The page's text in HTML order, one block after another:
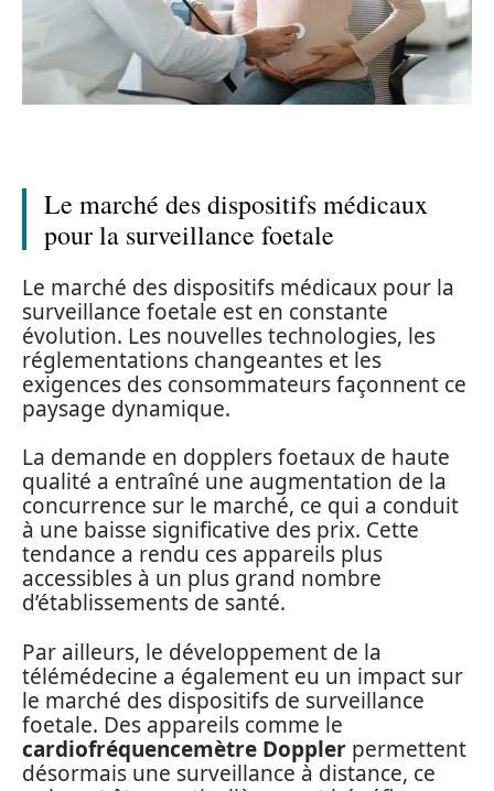
Le marché des dispositifs médicaux
pour la surveillance foetale
Le marché des dispositifs médicaux pour la
surveillance foetale est en constante
évolution. Les nouvelles technologies, les
réglementations changeantes et les
exigences des consommateurs façonnent ce
paysage dynamique.
La demande en dopplers foetaux de haute
qualité a entraîné une augmentation de la
concurrence sur le marché, ce qui a conduit
à une baisse significative des prix. Cette
tendance a rendu ces appareils plus
accessibles à un plus grand nombre
d’établissements de santé.
Par ailleurs, le développement de la
télémédecine a également eu un impact sur
le marché des dispositifs de surveillance
foetale. Des appareils comme le
cardiofréquencemètre Doppler permettent
désormais une surveillance à distance, ce